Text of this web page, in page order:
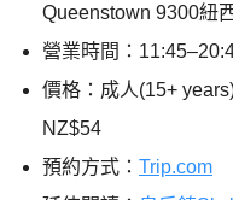
Queenstown 9300紐
營業時間：
價格：成人(15+
NZ$54
預約方式： Trip.com